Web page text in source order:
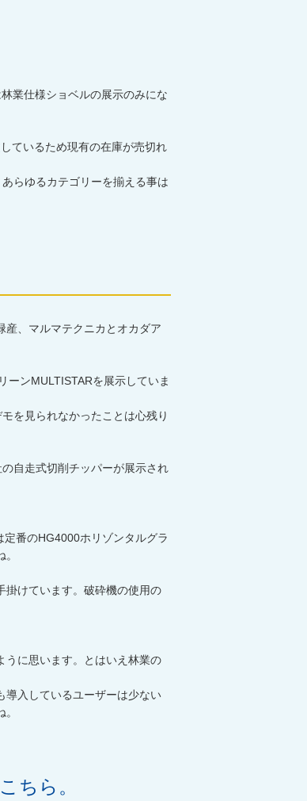
業仕様ショベルの展示のみにな
ているため現有の在庫が売切れ
らゆるカテゴリーを揃える事は
産、マルマテクニカとオカダア
ーンMULTISTARを展示していま
を見られなかったことは心残り
自走式切削チッパーが展示され
番のHG4000ホリゾンタルグラ
掛けています。破砕機の使用の
うに思います。とはいえ林業の
導入しているユーザーは少ない
ちら。